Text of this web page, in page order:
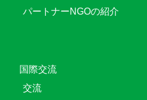
パートナーNGOの紹介
国際交流
交流